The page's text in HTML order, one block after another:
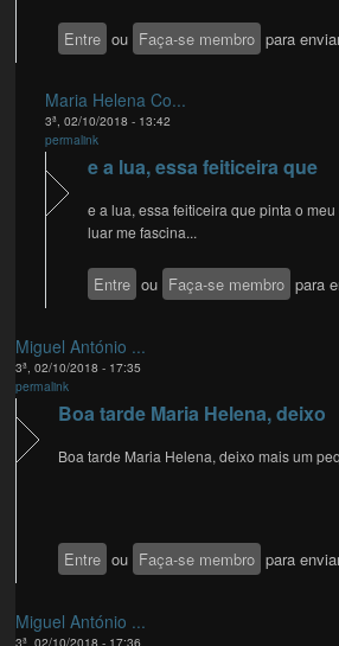
Entre ou Faça-se membro para
Maria Helena Co...
3ª, 02/10/2018 - 13:42
permalink
e a lua, essa feiticeira que
e a lua, essa feiticeira que pinta o
luar me fascina...
Entre ou Faça-se membro para
Miguel António ...
3ª, 02/10/2018 - 17:35
permalink
Boa tarde Maria Helena, deixo
Boa tarde Maria Helena, deixo mais um
Entre ou Faça-se membro para
Miguel António ...
3ª, 02/10/2018 - 17:36